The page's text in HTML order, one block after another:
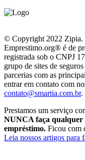
© Copyright 2022 Zipia.
Emprestimo.org® é de
registrada sob o CNPJ
grupo de sites de
parcerias com as
entrar em contato com
contato@smartia.com.br.
Prestamos um serviço
NUNCA faça qualquer
empréstimo. Ficou com
Leia nossos artigos para